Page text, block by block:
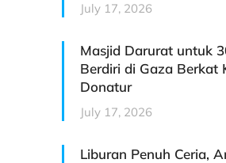
July 17, 2026
Masjid Darurat untuk
Berdiri di Gaza Berkat
Donatur
July 17, 2026
Liburan Penuh Ceria,